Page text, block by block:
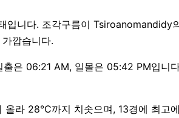
니다. 조각구름이 Tsiroanomandidy
깝습니다.
은 06:21 AM, 일몰은 05:42 PM입니
라 28°C까지 치솟으며, 13경에 최고